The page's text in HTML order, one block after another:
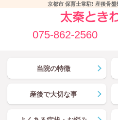
京都市 保育士常駐! 産後骨
075-862-2560
当院の特徴
産後で大切な事